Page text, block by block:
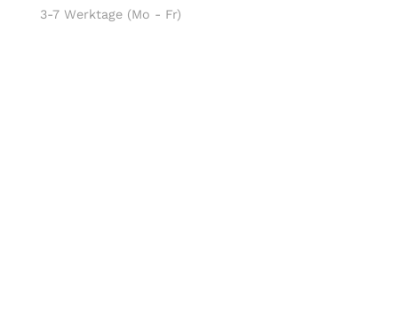
3-7 Werktage (Mo - Fr)